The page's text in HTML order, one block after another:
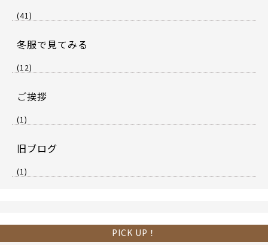
(41)
冬服で見てみる
(12)
ご挨拶
(1)
旧ブログ
(1)
PICK UP！